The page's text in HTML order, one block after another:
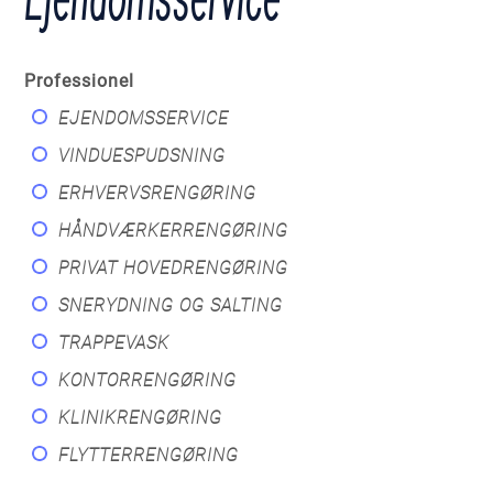
Professionel
EJENDOMSSERVICE
VINDUESPUDSNING
ERHVERVSRENGØRING
HÅNDVÆRKERRENGØRING
PRIVAT HOVEDRENGØRING
SNERYDNING OG SALTING
TRAPPEVASK
KONTORRENGØRING
KLINIKRENGØRING
FLYTTERRENGØRING